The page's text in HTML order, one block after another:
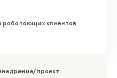
работающих клиентов
проект